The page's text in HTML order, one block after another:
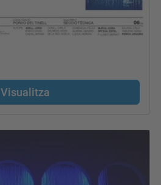
Visualitza